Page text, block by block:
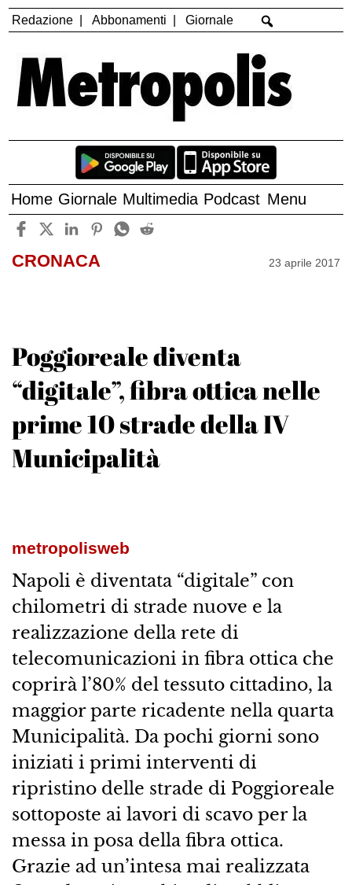
Redazione Abbonamenti Giornale
Home Giornale Multimedia Podcast Menu
CRONACA 23 aprile 2017
Poggioreale diventa
“digitale”, fibra ottica nelle
prime 10 strade della IV
Municipalità
metropolisweb
Napoli è diventata “digitale” con
chilometri di strade nuove e la
realizzazione della rete di
telecomunicazioni in fibra ottica che
coprirà l’80% del tessuto cittadino, la
maggior parte ricadente nella quarta
Municipalità. Da pochi giorni sono
iniziati i primi interventi di
ripristino delle strade di Poggioreale
sottoposte ai lavori di scavo per la
messa in posa della fibra ottica.
Grazie ad un’intesa mai realizzata